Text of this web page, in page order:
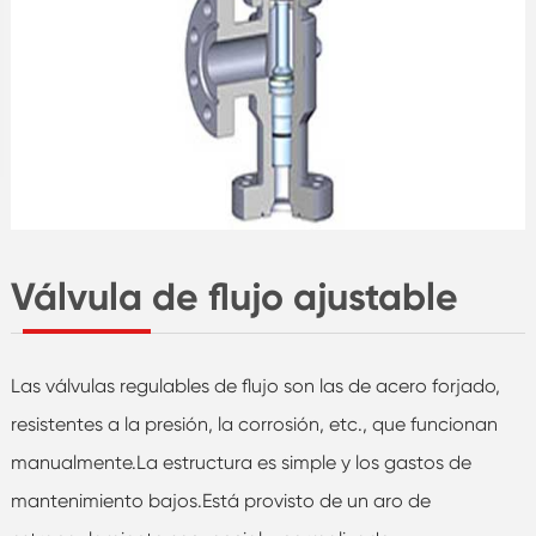
Válvula de flujo ajustable
Las válvulas regulables de flujo son las de acero forjado,
resistentes a la presión, la corrosión, etc., que funcionan
manualmente.La estructura es simple y los gastos de
mantenimiento bajos.Está provisto de un aro de